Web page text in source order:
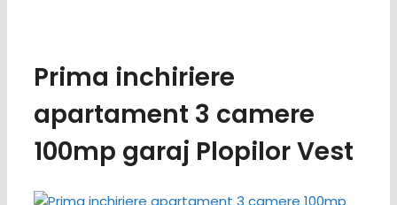
Prima inchiriere
apartament 3 camere
100mp garaj Plopilor Vest